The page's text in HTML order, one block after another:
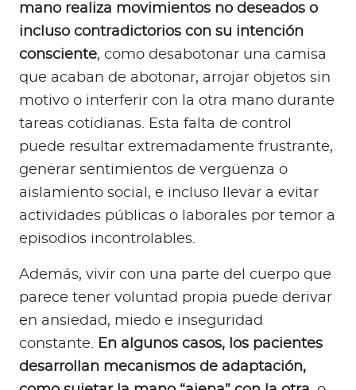
mano realiza movimientos no deseados o
incluso contradictorios con su intención
consciente, como desabotonar una camisa
que acaban de abotonar, arrojar objetos sin
motivo o interferir con la otra mano durante
tareas cotidianas. Esta falta de control
puede resultar extremadamente frustrante,
generar sentimientos de vergüenza o
aislamiento social, e incluso llevar a evitar
actividades públicas o laborales por temor a
episodios incontrolables.
Además, vivir con una parte del cuerpo que
parece tener voluntad propia puede derivar
en ansiedad, miedo e inseguridad
constante. En algunos casos, los pacientes
desarrollan mecanismos de adaptación,